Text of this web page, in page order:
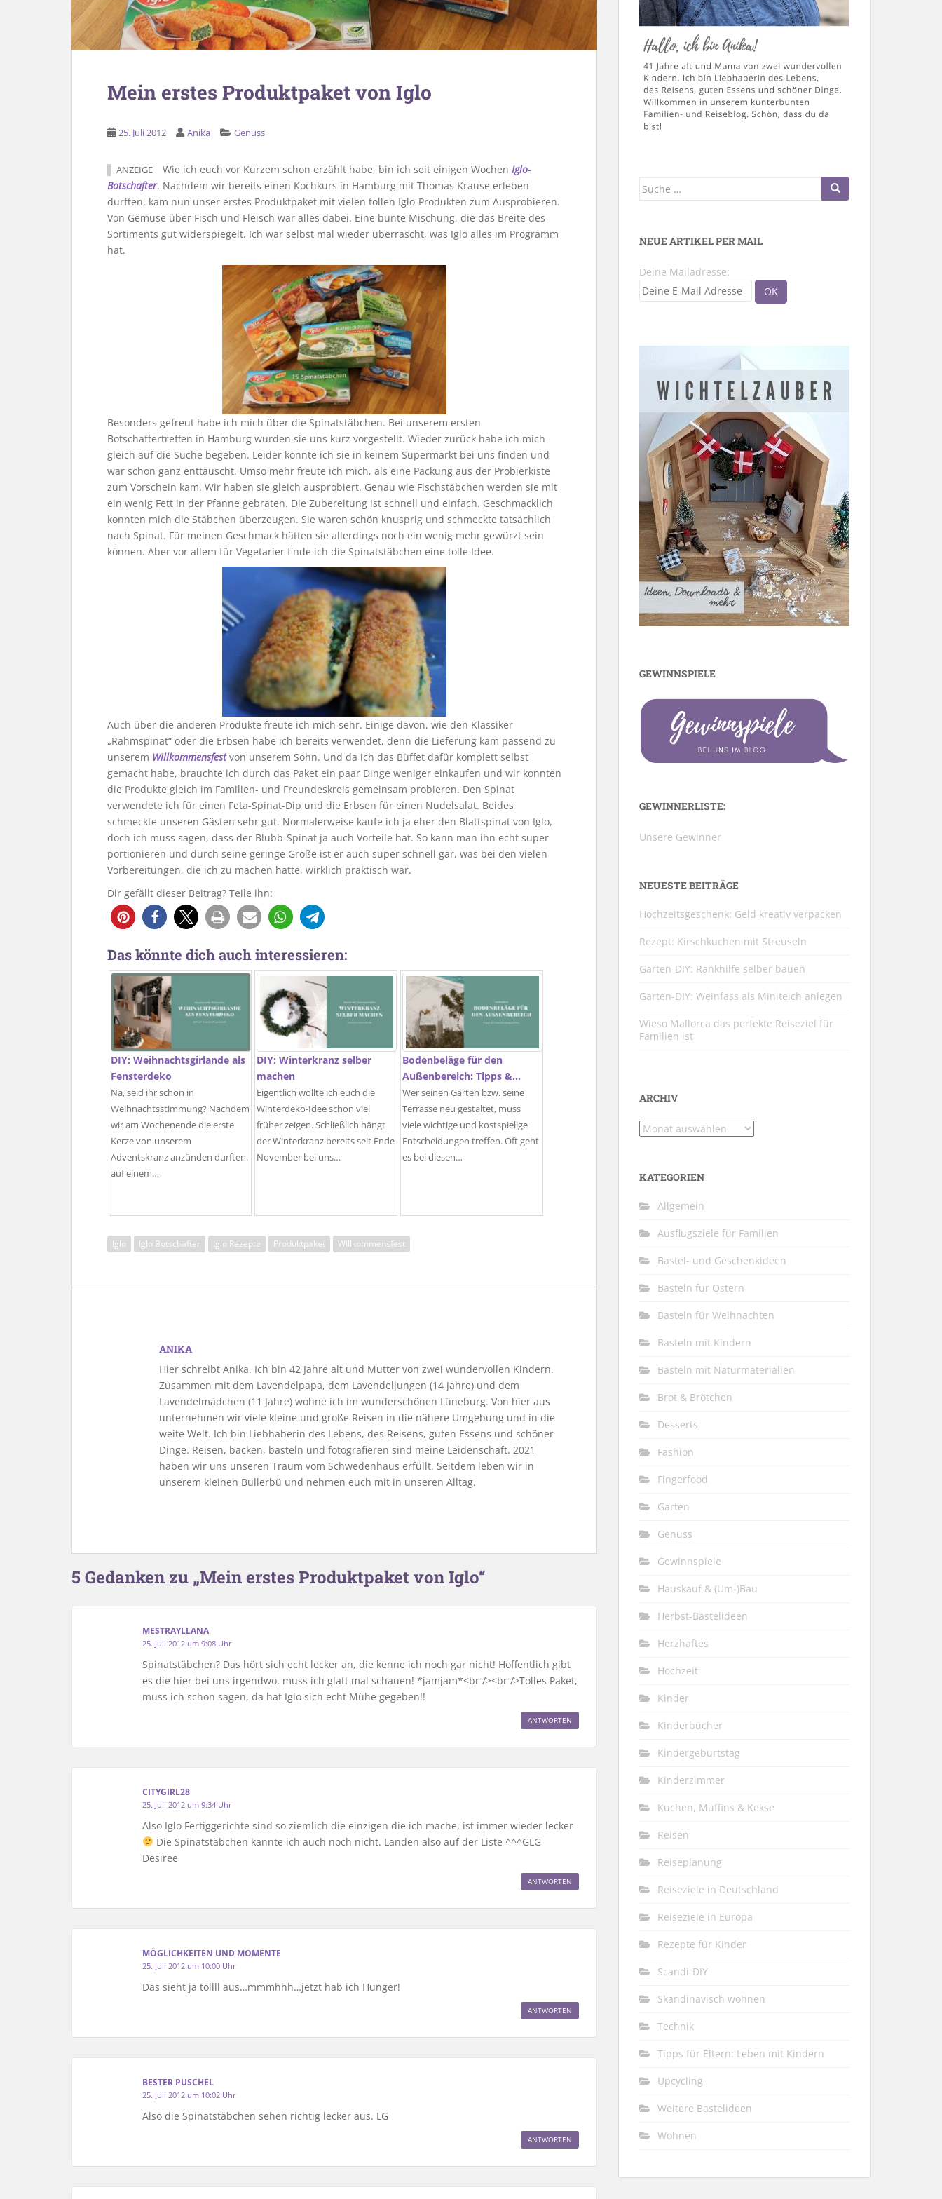
Mein erstes Produktpaket von Iglo
25. Juli 2012 Anika Genuss
ANZEIGE Wie ich euch vor Kurzem schon erzählt habe, bin ich seit einigen Wochen Iglo-
Botschafter. Nachdem wir bereits einen Kochkurs in Hamburg mit Thomas Krause erleben
durften, kam nun unser erstes Produktpaket mit vielen tollen Iglo-Produkten zum Ausprobieren.
Von Gemüse über Fisch und Fleisch war alles dabei. Eine bunte Mischung, die das Breite des
Sortiments gut widerspiegelt. Ich war selbst mal wieder überrascht, was Iglo alles im Programm
hat.
Besonders gefreut habe ich mich über die Spinatstäbchen. Bei unserem ersten
Botschaftertreffen in Hamburg wurden sie uns kurz vorgestellt. Wieder zurück habe ich mich
gleich auf die Suche begeben. Leider konnte ich sie in keinem Supermarkt bei uns finden und
war schon ganz enttäuscht. Umso mehr freute ich mich, als eine Packung aus der Probierkiste
zum Vorschein kam. Wir haben sie gleich ausprobiert. Genau wie Fischstäbchen werden sie mit
ein wenig Fett in der Pfanne gebraten. Die Zubereitung ist schnell und einfach. Geschmacklich
konnten mich die Stäbchen überzeugen. Sie waren schön knusprig und schmeckte tatsächlich
nach Spinat. Für meinen Geschmack hätten sie allerdings noch ein wenig mehr gewürzt sein
können. Aber vor allem für Vegetarier finde ich die Spinatstäbchen eine tolle Idee.
Auch über die anderen Produkte freute ich mich sehr. Einige davon, wie den Klassiker
„Rahmspinat“ oder die Erbsen habe ich bereits verwendet, denn die Lieferung kam passend zu
unserem Willkommensfestvon unserem Sohn. Und da ich das Büffet dafür komplett selbst
gemacht habe, brauchte ich durch das Paket ein paar Dinge weniger einkaufen und wir konnten
die Produkte gleich im Familien- und Freundeskreis gemeinsam probieren. Den Spinat
verwendete ich für einen Feta-Spinat-Dip und die Erbsen für einen Nudelsalat. Beides
schmeckte unseren Gästen sehr gut. Normalerweise kaufe ich ja eher den Blattspinat von Iglo,
doch ich muss sagen, dass der Blubb-Spinat ja auch Vorteile hat. So kann man ihn echt super
portionieren und durch seine geringe Größe ist er auch super schnell gar, was bei den vielen
Vorbereitungen, die ich zu machen hatte, wirklich praktisch war.
Dir gefällt dieser Beitrag? Teile ihn:
Das könnte dich auch interessieren:
DIY: Weihnachtsgirlande als
Fensterdeko
Na, seid ihr schon in
Weihnachtsstimmung? Nachdem
wir am Wochenende die erste
Kerze von unserem
Adventskranz anzünden durften,
auf einem…
DIY: Winterkranz selber
machen
Eigentlich wollte ich euch die
Winterdeko-Idee schon viel
früher zeigen. Schließlich hängt
der Winterkranz bereits seit Ende
November bei uns…
Bodenbeläge für den
Außenbereich: Tipps &…
Wer seinen Garten bzw. seine
Terrasse neu gestaltet, muss
viele wichtige und kostspielige
Entscheidungen treffen. Oft geht
es bei diesen…
Iglo Iglo Botschafter Iglo Rezepte Produktpaket Willkommensfest
ANIKA
Hier schreibt Anika. Ich bin 42 Jahre alt und Mutter von zwei wundervollen Kindern.
Zusammen mit dem Lavendelpapa, dem Lavendeljungen (14 Jahre) und dem
Lavendelmädchen (11 Jahre) wohne ich im wunderschönen Lüneburg. Von hier aus
unternehmen wir viele kleine und große Reisen in die nähere Umgebung und in die
weite Welt. Ich bin Liebhaberin des Lebens, des Reisens, guten Essens und schöner
Dinge. Reisen, backen, basteln und fotografieren sind meine Leidenschaft. 2021
haben wir uns unseren Traum vom Schwedenhaus erfüllt. Seitdem leben wir in
unserem kleinen Bullerbü und nehmen euch mit in unseren Alltag.
5 Gedanken zu „Mein erstes Produktpaket von Iglo“
MESTRAYLLANA
25. Juli 2012 um 9:08 Uhr
Spinatstäbchen? Das hört sich echt lecker an, die kenne ich noch gar nicht! Hoffentlich gibt
es die hier bei uns irgendwo, muss ich glatt mal schauen! *jamjam*<br /><br />Tolles Paket,
muss ich schon sagen, da hat Iglo sich echt Mühe gegeben!!
ANTWORTEN
CITYGIRL28
25. Juli 2012 um 9:34 Uhr
Also Iglo Fertiggerichte sind so ziemlich die einzigen die ich mache, ist immer wieder lecker
Die Spinatstäbchen kannte ich auch noch nicht. Landen also auf der Liste ^^^GLG
Desiree
ANTWORTEN
MÖGLICHKEITEN UND MOMENTE
25. Juli 2012 um 10:00 Uhr
Das sieht ja tollll aus…mmmhhh…jetzt hab ich Hunger!
ANTWORTEN
BESTER PUSCHEL
25. Juli 2012 um 10:02 Uhr
Also die Spinatstäbchen sehen richtig lecker aus. LG
ANTWORTEN
Suche
NEUE ARTIKEL PER MAIL
Deine Mailadresse:
GEWINNSPIELE
GEWINNERLISTE:
Unsere Gewinner
NEUESTE BEITRÄGE
Hochzeitsgeschenk: Geld kreativ verpacken
Rezept: Kirschkuchen mit Streuseln
Garten-DIY: Rankhilfe selber bauen
Garten-DIY: Weinfass als Miniteich anlegen
Wieso Mallorca das perfekte Reiseziel für
Familien ist
ARCHIV
Archiv
KATEGORIEN
Allgemein
Ausflugsziele für Familien
Bastel- und Geschenkideen
Basteln für Ostern
Basteln für Weihnachten
Basteln mit Kindern
Basteln mit Naturmaterialien
Brot & Brötchen
Desserts
Fashion
Fingerfood
Garten
Genuss
Gewinnspiele
Hauskauf & (Um-)Bau
Herbst-Bastelideen
Herzhaftes
Hochzeit
Kinder
Kinderbücher
Kindergeburtstag
Kinderzimmer
Kuchen, Muffins & Kekse
Reisen
Reiseplanung
Reiseziele in Deutschland
Reiseziele in Europa
Rezepte für Kinder
Scandi-DIY
Skandinavisch wohnen
Technik
Tipps für Eltern: Leben mit Kindern
Upcycling
Weitere Bastelideen
Wohnen